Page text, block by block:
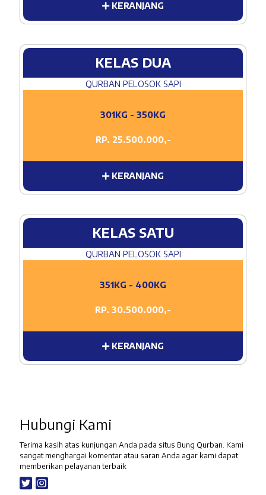
KERANJANG
KELAS DUA
QURBAN PELOSOK SAPI
301KG - 350KG
RP. 25.500.000,-
KERANJANG
KELAS SATU
QURBAN PELOSOK SAPI
351KG - 400KG
RP. 30.500.000,-
KERANJANG
Hubungi Kami
Terima kasih atas kunjungan Anda pada situs Bung Qurban. Kami
sangat menghargai komentar atau saran Anda agar kami dapat
memberikan pelayanan terbaik